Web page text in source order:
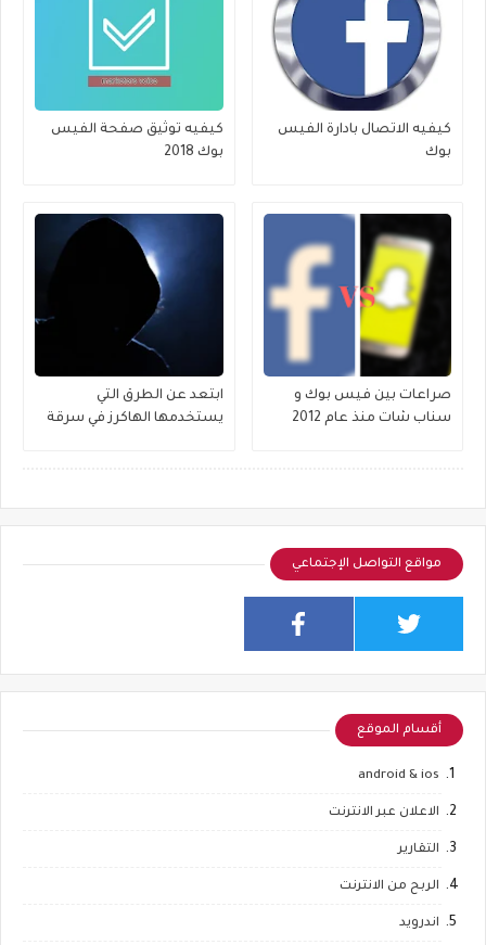
كيفيه الاتصال بادارة الفيس
بوك
كيفيه توثيق صفحة الفيس
بوك 2018
صراعات بين فيس بوك و
سناب شات منذ عام 2012
ابتعد عن الطرق التي
يستخدمها الهاكرز في سرقة
مواقع التواصل الإجتماعي
أقسام الموقع
android & ios
الاعلان عبر الانترنت
التقارير
الربح من الانترنت
اندرويد